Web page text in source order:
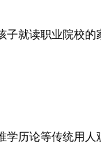
读职业院校的
论等传统用人